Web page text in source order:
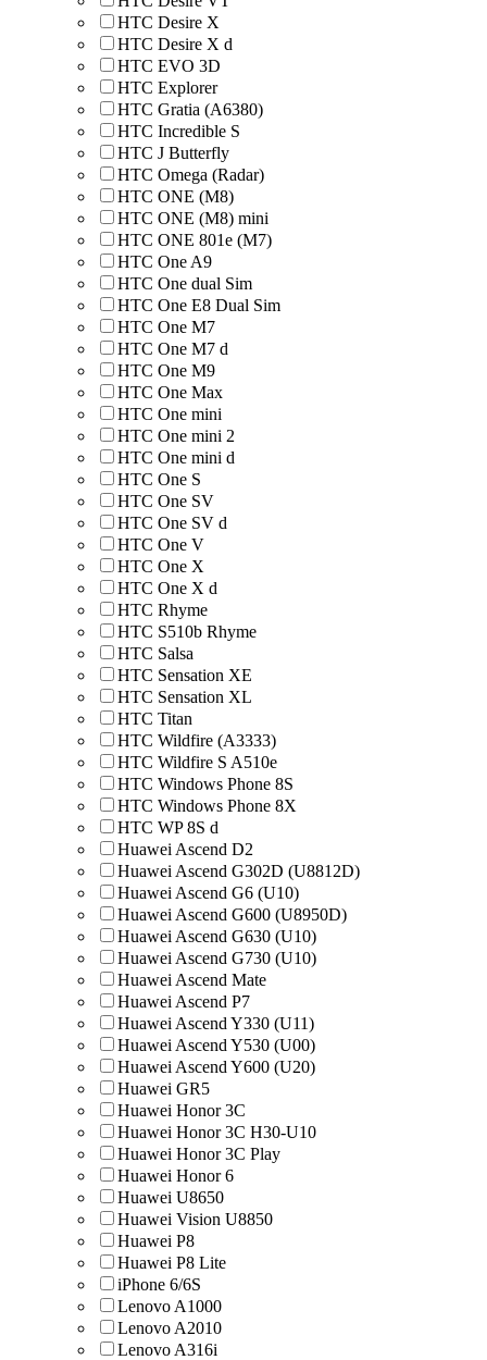
HTC Desire X
HTC Desire X d
HTC EVO 3D
HTC Explorer
HTC Gratia (A6380)
HTC Incredible S
HTC J Butterfly
HTC Omega (Radar)
HTC ONE (M8)
HTC ONE (M8) mini
HTC ONE 801e (M7)
HTC One A9
HTC One dual Sim
HTC One E8 Dual Sim
HTC One M7
HTC One M7 d
HTC One M9
HTC One Max
HTC One mini
HTC One mini 2
HTC One mini d
HTC One S
HTC One SV
HTC One SV d
HTC One V
HTC One X
HTC One X d
HTC Rhyme
HTC S510b Rhyme
HTC Salsa
HTC Sensation XE
HTC Sensation XL
HTC Titan
HTC Wildfire (A3333)
HTC Wildfire S A510e
HTC Windows Phone 8S
HTC Windows Phone 8X
HTC WP 8S d
Huawei Ascend D2
Huawei Ascend G302D (U8812D)
Huawei Ascend G6 (U10)
Huawei Ascend G600 (U8950D)
Huawei Ascend G630 (U10)
Huawei Ascend G730 (U10)
Huawei Ascend Mate
Huawei Ascend P7
Huawei Ascend Y330 (U11)
Huawei Ascend Y530 (U00)
Huawei Ascend Y600 (U20)
Huawei GR5
Huawei Honor 3C
Huawei Honor 3C H30-U10
Huawei Honor 3C Play
Huawei Honor 6
Huawei U8650
Huawei Vision U8850
Huawei Р8
Huawei Р8 Lite
iPhone 6/6S
Lenovo A1000
Lenovo A2010
Lenovo A316i